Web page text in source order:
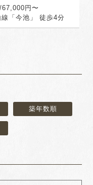
67,000円〜
線「今池」 徒歩4分
築年数順